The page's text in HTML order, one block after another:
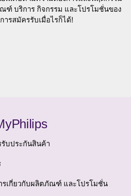
ฑ์ บริการ กิจกรรม และโปรโมชั่นของ
ารสมัครรับเมื่อไรก็ได้!
รับประกันสินค้า
รเกี่ยวกับผลิตภัณฑ์ และโปรโมชั่น